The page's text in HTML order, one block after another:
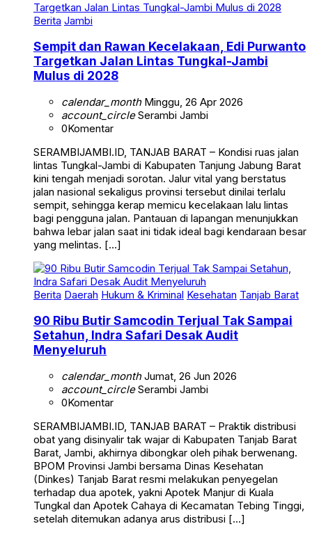
Berita Jambi
Sempit dan Rawan Kecelakaan, Edi Purwanto
Targetkan Jalan Lintas Tungkal-Jambi
Mulus di 2028
calendar_monthMinggu, 26 Apr 2026
account_circleSerambi Jambi
0Komentar
SERAMBIJAMBI.ID, TANJAB BARAT – Kondisi ruas jalan
lintas Tungkal-Jambi di Kabupaten Tanjung Jabung Barat
kini tengah menjadi sorotan. Jalur vital yang berstatus
jalan nasional sekaligus provinsi tersebut dinilai terlalu
sempit, sehingga kerap memicu kecelakaan lalu lintas
bagi pengguna jalan. Pantauan di lapangan menunjukkan
bahwa lebar jalan saat ini tidak ideal bagi kendaraan besar
yang melintas. […]
Berita Daerah Hukum & Kriminal Kesehatan Tanjab Barat
90 Ribu Butir Samcodin Terjual Tak Sampai
Setahun, Indra Safari Desak Audit
Menyeluruh
calendar_monthJumat, 26 Jun 2026
account_circleSerambi Jambi
0Komentar
SERAMBIJAMBI.ID, TANJAB BARAT – Praktik distribusi
obat yang disinyalir tak wajar di Kabupaten Tanjab Barat
Barat, Jambi, akhirnya dibongkar oleh pihak berwenang.
BPOM Provinsi Jambi bersama Dinas Kesehatan
(Dinkes) Tanjab Barat resmi melakukan penyegelan
terhadap dua apotek, yakni Apotek Manjur di Kuala
Tungkal dan Apotek Cahaya di Kecamatan Tebing Tinggi,
setelah ditemukan adanya arus distribusi […]